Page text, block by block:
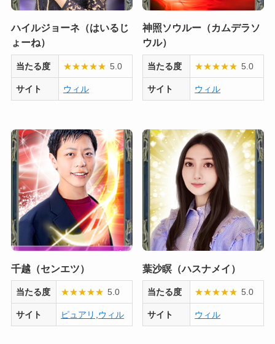
ハイルジョーネ（はいるじ
ょーね）
当たる度 ★★★★★ 5.0
サイト ウィル
神照ソウルー（カムデラソ
ウル）
当たる度 ★★★★★ 5.0
サイト ウィル
千越（センエツ）
当たる度 ★★★★★ 5.0
サイト ピュアリ ウィル
葉沙瞑（ハスナメイ）
当たる度 ★★★★★ 5.0
サイト ウィル